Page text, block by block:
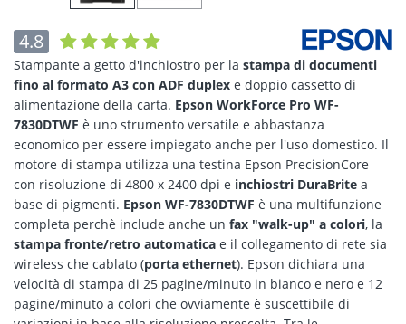
4.8
Stampante a getto d'inchiostro per la stampa di documenti
fino al formato A3 con ADF duplex e doppio cassetto di
alimentazione della carta. Epson WorkForce Pro WF-
7830DTWF è uno strumento versatile e abbastanza
economico per essere impiegato anche per l'uso domestico. Il
motore di stampa utilizza una testina Epson PrecisionCore
con risoluzione di 4800 x 2400 dpi e inchiostri DuraBrite a
base di pigmenti. Epson WF-7830DTWF è una multifunzione
completa perchè include anche un fax "walk-up" a colori, la
stampa fronte/retro automatica e il collegamento di rete sia
wireless che cablato (porta ethernet). Epson dichiara una
velocità di stampa di 25 pagine/minuto in bianco e nero e 12
pagine/minuto a colori che ovviamente è suscettibile di